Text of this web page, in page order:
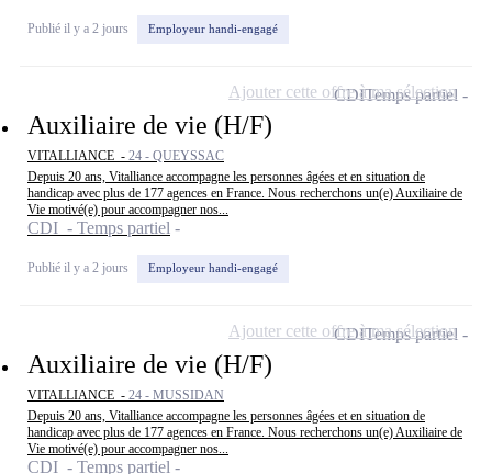
Publié il y a 2 jours Employeur handi-engagé
Auxiliaire de vie (H/F)
VITALLIANCE - 24 - QUEYSSAC
Depuis 20 ans, Vitalliance accompagne les personnes âgées et en situation de
handicap avec plus de 177 agences en France. Nous recherchons un(e) Auxiliaire de
Vie motivé(e) pour accompagner nos...
CDI - Temps partiel
Publié il y a 2 jours Employeur handi-engagé
CDITemps partiel
Ajouter cette offre à ma sélection
Auxiliaire de vie (H/F)
VITALLIANCE - 24 - MUSSIDAN
Depuis 20 ans, Vitalliance accompagne les personnes âgées et en situation de
handicap avec plus de 177 agences en France. Nous recherchons un(e) Auxiliaire de
Vie motivé(e) pour accompagner nos...
CDI - Temps partiel
CDITemps partiel
Ajouter cette offre à ma sélection